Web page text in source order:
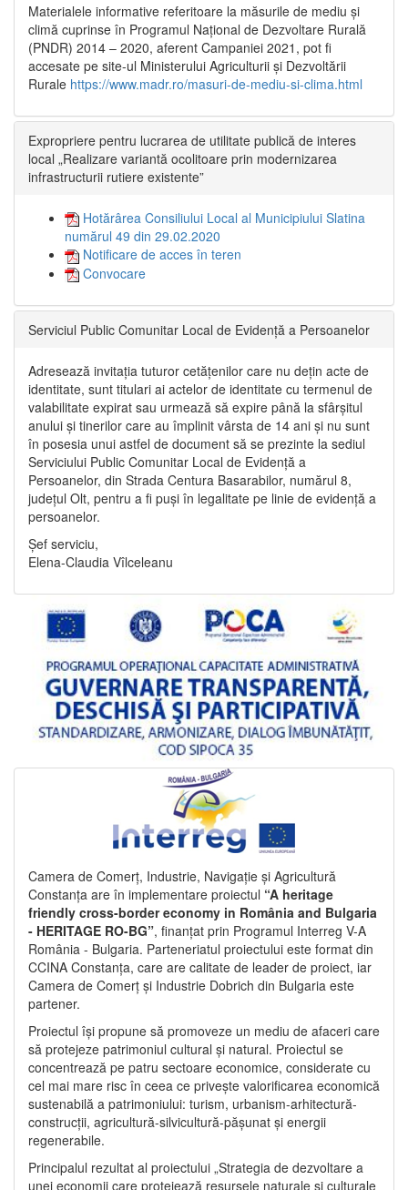
Materialele informative referitoare la măsurile de mediu și
climă cuprinse în Programul Național de Dezvoltare Rurală
(PNDR) 2014 – 2020, aferent Campaniei 2021, pot fi
accesate pe site-ul Ministerului Agriculturii și Dezvoltării
Rurale https://www.madr.ro/masuri-de-mediu-si-clima.html
Expropriere pentru lucrarea de utilitate publică de interes
local „Realizare variantă ocolitoare prin modernizarea
infrastructurii rutiere existente”
Hotărârea Consiliului Local al Municipiului Slatina
numărul 49 din 29.02.2020
Notificare de acces în teren
Convocare
Serviciul Public Comunitar Local de Evidență a Persoanelor
Adresează invitația tuturor cetățenilor care nu dețin acte de
identitate, sunt titulari ai actelor de identitate cu termenul de
valabilitate expirat sau urmează să expire până la sfârșitul
anului și tinerilor care au împlinit vârsta de 14 ani și nu sunt
în posesia unui astfel de document să se prezinte la sediul
Serviciului Public Comunitar Local de Evidență a
Persoanelor, din Strada Centura Basarabilor, numărul 8,
județul Olt, pentru a fi puși în legalitate pe linie de evidență a
persoanelor.
Șef serviciu,
Elena-Claudia Vîlceleanu
Camera de Comerț, Industrie, Navigație și Agricultură
Constanța are în implementare proiectul “A heritage
friendly cross-border economy in România and Bulgaria
- HERITAGE RO-BG”, finanțat prin Programul Interreg V-A
România - Bulgaria. Parteneriatul proiectului este format din
CCINA Constanța, care are calitate de leader de proiect, iar
Camera de Comerț și Industrie Dobrich din Bulgaria este
partener.
Proiectul își propune să promoveze un mediu de afaceri care
să protejeze patrimoniul cultural și natural. Proiectul se
concentrează pe patru sectoare economice, considerate cu
cel mai mare risc în ceea ce privește valorificarea economică
sustenabilă a patrimoniului: turism, urbanism-arhitectură-
construcții, agricultură-silvicultură-pășunat și energii
regenerabile.
Principalul rezultat al proiectului „Strategia de dezvoltare a
unei economii care protejează resursele naturale și culturale